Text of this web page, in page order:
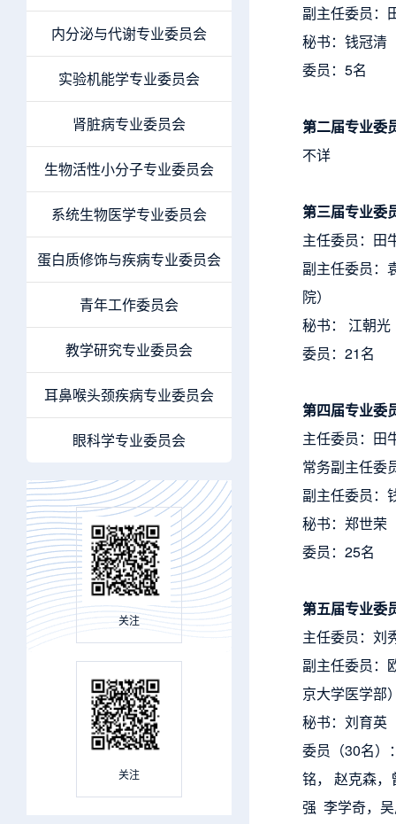
内分泌与代谢专业委员会
实验机能学专业委员会
肾脏病专业委员会
生物活性小分子专业委员会
系统生物医学专业委员会
蛋白质修饰与疾病专业委员会
青年工作委员会
教学研究专业委员会
耳鼻喉头颈疾病专业委员会
眼科学专业委员会
关注
关注
副主任委员：
秘书：钱冠清
委员：5名
第二届专业委
不详
第三届专业委
主任委员：田
副主任委员：
院）
秘书： 江朝
委员：21名
第四届专业委
主任委员：田
常务副主任委
副主任委员：
秘书：郑世荣
委员：25名
第五届专业委
主任委员：刘
副主任委员：
京大学医学部
秘书：刘育英
委员（30名）
铭， 赵克森
强 李学奇，